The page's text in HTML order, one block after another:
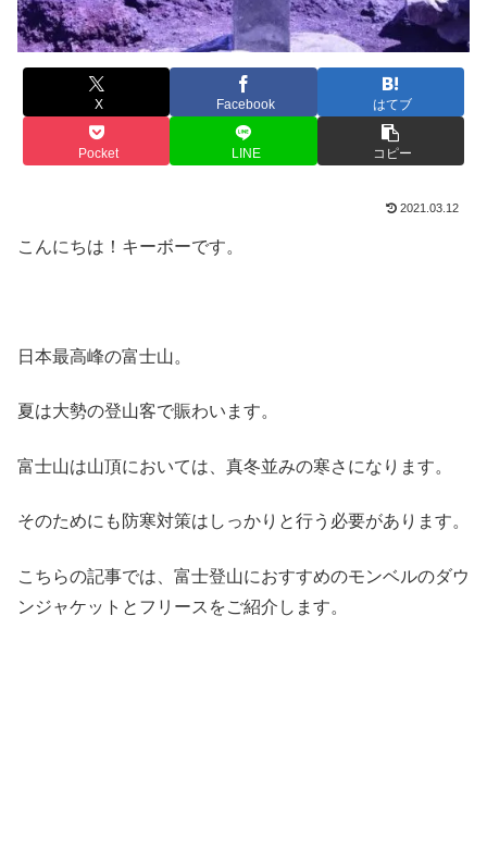
X Facebook はてブ
Pocket LINE コピー
2021.03.12
こんにちは！キーボーです。
日本最高峰の富士山。
夏は大勢の登山客で賑わいます。
富士山は山頂においては、真冬並みの寒さになります。
そのためにも防寒対策はしっかりと行う必要があります。
こちらの記事では、富士登山におすすめのモンベルのダウ
ンジャケットとフリースをご紹介します。